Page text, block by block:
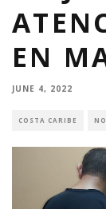
EN
JUNE 4, 2022
COSTA CARIBE